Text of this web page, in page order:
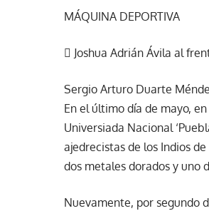
MÁQUINA DEPORTIVA
 Joshua Adrián Ávila al
Sergio Arturo Duarte
En el último día de mayo,
Universiada Nacional
ajedrecistas de los Indios
dos metales dorados y uno
Nuevamente, por segundo